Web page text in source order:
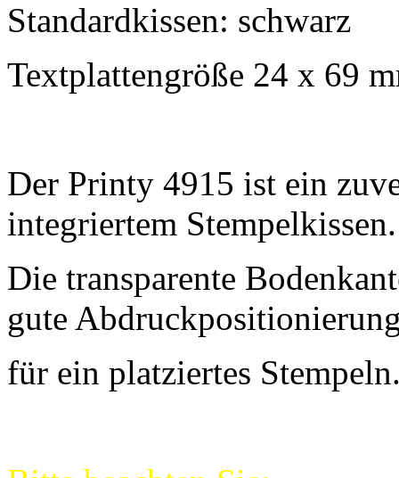
Standardkissen: schwarz
Textplattengröße 24 x 69
Der Printy 4915 ist ein
integriertem Stempelkissen.
Die transparente
gute
für ein platziertes